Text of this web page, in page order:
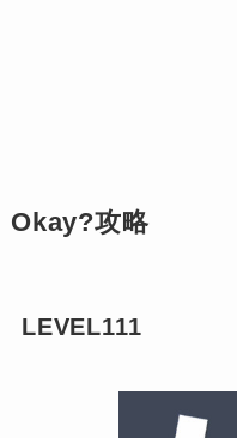
Okay?攻略
LEVEL111